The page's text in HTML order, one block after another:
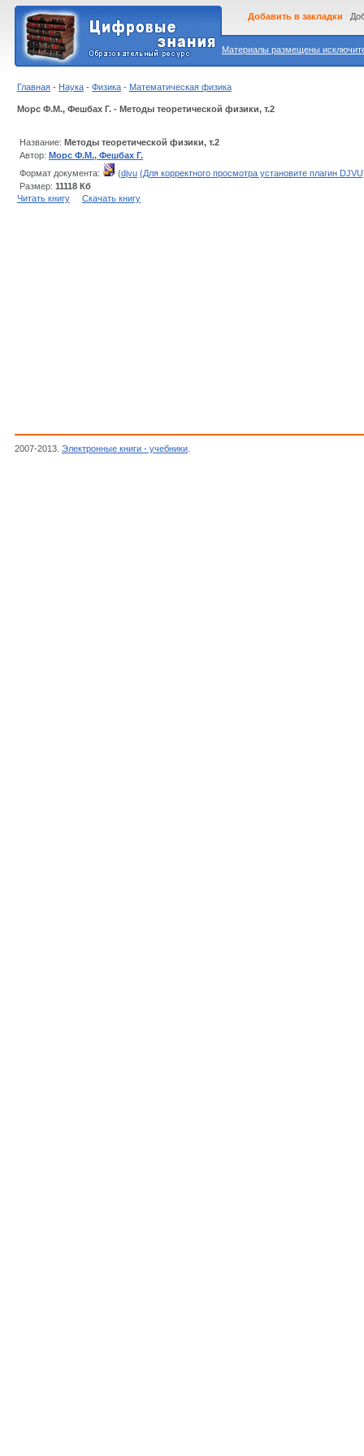
Материалы размещены
Добавить в закладки
Главная - Наука - Физика - Математическая физика
Морс Ф.М., Фешбах Г. - Методы теоретической физики, т.2
Название: Методы теоретической физики, т.2
Автор: Морс Ф.М., Фешбах Г.
Формат документа:
(djvu (Для корректного просмотра установите плагин
Размер: 11118 Кб
Читать книгу
Скачать книгу
2007-2013. Электронные книги - учебники